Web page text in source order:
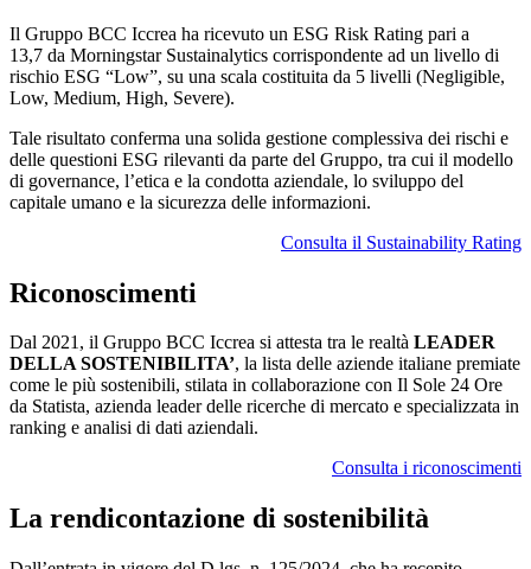
Il Gruppo BCC Iccrea ha ricevuto un ESG Risk Rating pari a
13,7 da Morningstar Sustainalytics corrispondente ad un livello di
rischio ESG “Low”, su una scala costituita da 5 livelli (Negligible,
Low, Medium, High, Severe).
Tale risultato conferma una solida gestione complessiva dei rischi e
delle questioni ESG rilevanti da parte del Gruppo, tra cui il modello
di governance, l’etica e la condotta aziendale, lo sviluppo del
capitale umano e la sicurezza delle informazioni.
Consulta il Sustainability Rating
Riconoscimenti
Dal 2021, il Gruppo BCC Iccrea si attesta tra le realtà LEADER
DELLA SOSTENIBILITA’, la lista delle aziende italiane premiate
come le più sostenibili, stilata in collaborazione con Il Sole 24 Ore
da Statista, azienda leader delle ricerche di mercato e specializzata in
ranking e analisi di dati aziendali.
Consulta i riconoscimenti
La rendicontazione di sostenibilità